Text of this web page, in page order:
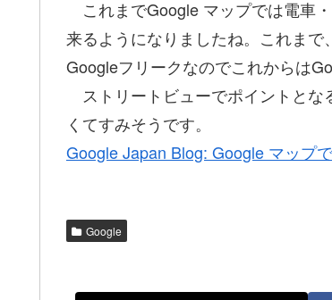
これまでGoogle マップでは電車
来るようになりましたね。これまで
Googleフリークなのでこれからは
ストリートビューでポイントとな
くてすみそうです。
Google Japan Blog: Google マップ
Google